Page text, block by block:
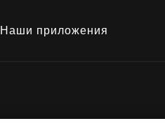
Наши приложения